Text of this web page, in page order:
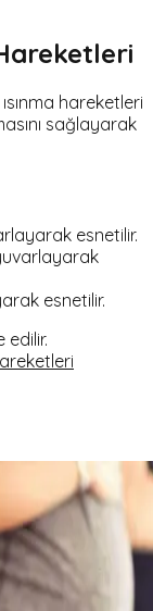
hareketleri
sağlayarak
esnetilir.
esnetilir.
edilir.